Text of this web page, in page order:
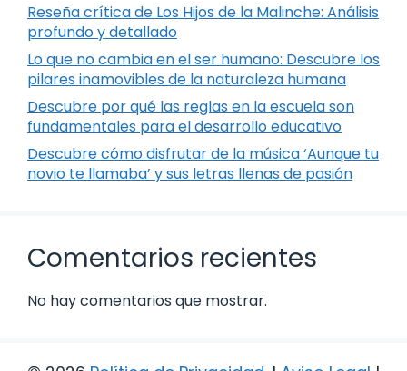
Reseña crítica de Los Hijos de la Malinche: Análisis
profundo y detallado
Lo que no cambia en el ser humano: Descubre los
pilares inamovibles de la naturaleza humana
Descubre por qué las reglas en la escuela son
fundamentales para el desarrollo educativo
Descubre cómo disfrutar de la música ‘Aunque tu
novio te llamaba’ y sus letras llenas de pasión
Comentarios recientes
No hay comentarios que mostrar.